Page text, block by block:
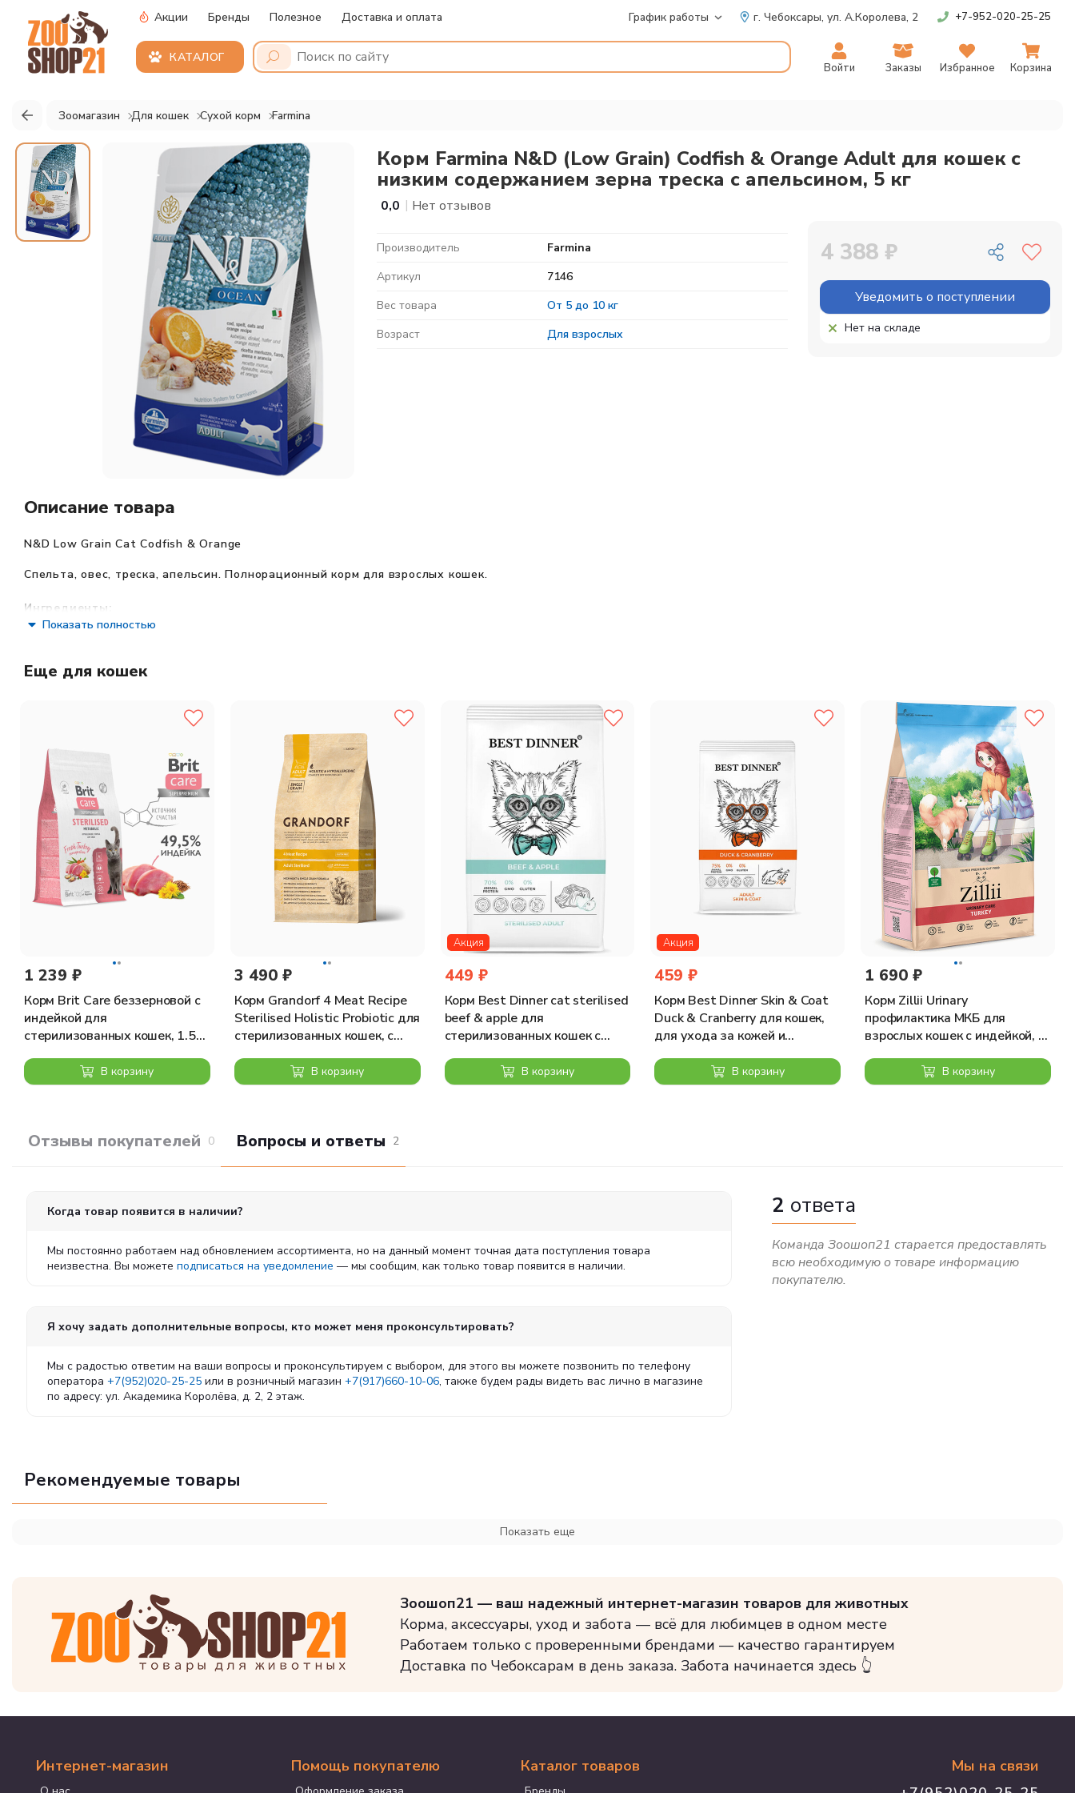
Акции Бренды Полезное Доставка и оплата График работы г. Чебоксары, ул. А.Королева, 2 +7-952-020-25-25
КАТАЛОГ
Войти Заказы Избранное Корзина
Зоомагазин Для кошек Сухой корм Farmina
Корм Farmina N&D (Low Grain) Codfish & Orange Adult для кошек с
низким содержанием зерна треска с апельсином, 5 кг
0,0 | Нет отзывов
Производитель
Farmina
Артикул
7146
Вес товара
От 5 до 10 кг
Возраст
Для взрослых
4 388 ₽
Уведомить о поступлении
Нет на складе
Описание товара
N&D Low Grain Cat Codfish & Orange
Спельта, овес, треска, апельсин. Полнорационный корм для взрослых кошек.
Ингредиенты:
Свежая треска (25%), дегидратированная треска (24%), рыбий жир, спельта (10%), овес (10%), гидролизат белка животного происхождения, пульпа сахарной свеклы, горох, сушеная
прямостоячих (источник лютеина).
Пищевые добавки на 1 кг:
витамин А 18000ME; витамин D3 1200ME;витамин Е 600мг; витамин С 300мг; витамин PP 150мг; пантотеновая кислота 50мг; витамин B1 10мг; витамин В2 20мг; витамин В6 8,1мг
витамин H 1,5мг; Фолиевая кислота 1,5мг; витамин B12 0,1мг; холин хлорид 2500мг; бета-каротин 1,5мг; Цинк 910мг; Марганец 380мг; Железо 250мг ; Медь 88мг; Селен 0,40мг; DL-
метионин 5000мг; Таурин 4000мг; L-карнитин 300мг.
Органолептические добавки:
экстракт алоэ вера 1000мг; экстракта зеленого чая 100мг; Экстракт розмарина. Антиоксиданты: токоферол из экстрактов натурального происхождения.
Питательные вещества:
Белки 36,00%; жир 20,00%; клетчатка 1,90%; зола 8,00%; кальций 1,20%; фосфор 1,15%; Магний 0,09%; Омега-6 1,80%; Омега-3 2,5% (в том числе DHA 1,10%; EPA 0,80%); глюкозамин
1200мг/кг; хондроитин сульфат 900мг/кг;
Показать полностью
Еще для кошек
1 239 ₽
Корм Brit Care беззерновой с
индейкой для
стерилизованных кошек, 1.5
В корзину
3 490 ₽
Корм Grandorf 4 Meat Recipe
Sterilised Holistic Probiotic для
стерилизованных кошек, с
кг
В корзину
Акция
449 ₽
Корм Best Dinner cat sterilised
beef & apple для
стерилизованных кошек с
В корзину
Акция
459 ₽
Корм Best Dinner Skin & Coat
Duck & Cranberry для кошек,
для ухода за кожей и
400 г
В корзину
1 690 ₽
Корм Zillii Urinary
профилактика МКБ для
взрослых кошек с индейкой, 2
В корзину
Отзывы покупателей 0 Вопросы и ответы 2
Когда товар появится в наличии?
Мы постоянно работаем над обновлением ассортимента, но на данный момент точная дата поступления товара
неизвестна. Вы можете подписаться на уведомление — мы сообщим, как только товар появится в наличии.
Я хочу задать дополнительные вопросы, кто может меня проконсультировать?
Мы с радостью ответим на ваши вопросы и проконсультируем с выбором, для этого вы можете позвонить по телефону
оператора +7(952)020-25-25 или в розничный магазин +7(917)660-10-06, также будем рады видеть вас лично в магазине
по адресу: ул. Академика Королёва, д. 2, 2 этаж.
2 ответа
Команда Зоошоп21 старается предоставлять
всю необходимую о товаре информацию
покупателю.
Рекомендуемые товары
Показать еще
Зоошоп21 — ваш надежный интернет-магазин товаров для животных
Корма, аксессуары, уход и забота — всё для любимцев в одном месте
Работаем только с проверенными брендами — качество гарантируем
Доставка по Чебоксарам в день заказа. Забота начинается здесь 👆
Интернет-магазин Помощь покупателю Каталог товаров
Мы на связи